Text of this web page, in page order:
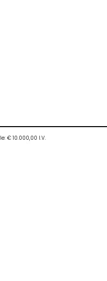
€ 10.000,00 I.V.